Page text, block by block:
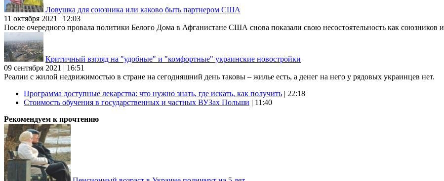
Ловушка для союзника или каково быть партнером США
11 октября 2021 | 12:03
После очередного провала политики Белого Дома в Афганистане США снова показали свою несостоятельность как союзников и
Критичный взгляд на "удобные" и "комфортные" украинские новостройки
09 сентября 2021 | 16:51
Реалии с жилой недвижимостью в стране на сегодняшний день таковы – жилье есть, а денег на него у рядовых украинцев нет.
Программа доступные лекарства: что нужно знать, где искать, как получить | 22:18
Стоимость обучения в государственных и частных ВУЗах Польши | 11:40
Рекомендуем к прочтению